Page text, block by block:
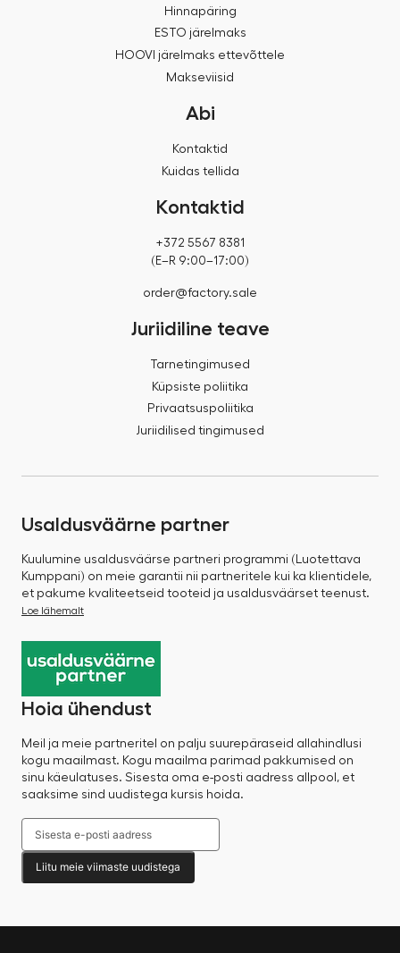
Hinnapäring
ESTO järelmaks
HOOVI järelmaks ettevõttele
Makseviisid
Abi
Kontaktid
Kuidas tellida
Kontaktid
+372 5567 8381
(E–R 9:00–17:00)
order@factory.sale
Juriidiline teave
Tarnetingimused
Küpsiste poliitika
Privaatsuspoliitika
Juriidilised tingimused
Usaldusväärne partner
Kuulumine usaldusväärse partneri programmi (Luotettava
Kumppani) on meie garantii nii partneritele kui ka klientidele,
et pakume kvaliteetseid tooteid ja usaldusväärset teenust.
Loe lähemalt
Hoia ühendust
Meil ja meie partneritel on palju suurepäraseid allahindlusi
kogu maailmast. Kogu maailma parimad pakkumised on
sinu käeulatuses. Sisesta oma e-posti aadress allpool, et
saaksime sind uudistega kursis hoida.
Liitu meie viimaste uudistega